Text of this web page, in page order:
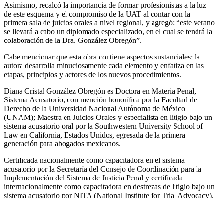
Asimismo, recalcó la importancia de formar profesionistas a la luz
de este esquema y el compromiso de la UAT al contar con la
primera sala de juicios orales a nivel regional, y agregó: “este verano
se llevará a cabo un diplomado especializado, en el cual se tendrá la
colaboración de la Dra. González Obregón”.
Cabe mencionar que esta obra contiene aspectos sustanciales; la
autora desarrolla minuciosamente cada elemento y enfatiza en las
etapas, principios y actores de los nuevos procedimientos.
Diana Cristal González Obregón es Doctora en Materia Penal,
Sistema Acusatorio, con mención honorífica por la Facultad de
Derecho de la Universidad Nacional Autónoma de México
(UNAM); Maestra en Juicios Orales y especialista en litigio bajo un
sistema acusatorio oral por la Southwestern University School of
Law en California, Estados Unidos, egresada de la primera
generación para abogados mexicanos.
Certificada nacionalmente como capacitadora en el sistema
acusatorio por la Secretaría del Consejo de Coordinación para la
Implementación del Sistema de Justicia Penal y certificada
internacionalmente como capacitadora en destrezas de litigio bajo un
sistema acusatorio por NITA (National Institute for Trial Advocacy).